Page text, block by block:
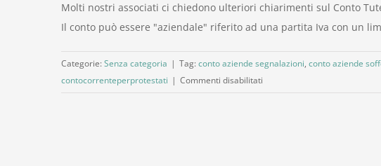
Molti nostri associati ci chiedono ulteriori chiarimenti sul Conto
Il conto può essere "aziendale" riferito ad una partita Iva con un
Categorie: Senza categoria | Tag: conto aziende segnalazioni, conto aziende
contocorrenteperprotestati | Commenti disabilitati